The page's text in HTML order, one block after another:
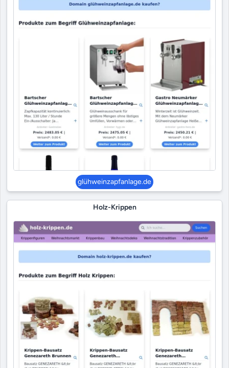
glühweinzapfanlage.de
Holz-Krippen